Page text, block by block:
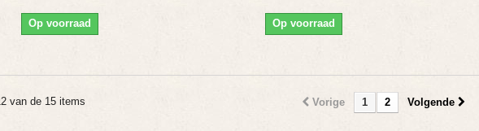
Op voorraad Op voorraad
Vorige 1 2 Volgende
van de 15 items